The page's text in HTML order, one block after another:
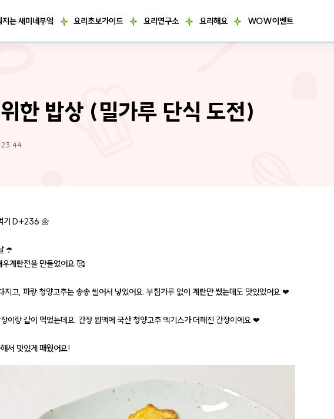
는 새미네부엌 요리초보가이드 요리연구소 요리해요 WOW이벤트
한 밥상 (밀가루 단식 도전)
기 D+236 🌼
☂️
우계란전을 만들었어요 🥰
지고, 파랑 청양고추는 송송 썰어서 넣었어요. 부침가루 없이 계란만 썼는데도 맛있었어요 ❤
이랑 같이 먹었는데요. 간장 원액에 국산 청양고추 엑기스가 더해진 간장이에요 ❤
서 맛있게 매웠어요!